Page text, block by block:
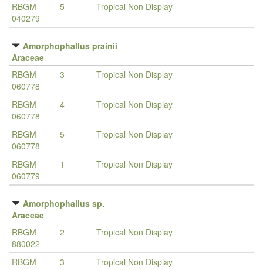
RBGM
040279
5 Tropical Non Display
Amorphophallus prainii
Araceae
RBGM
060778
3 Tropical Non Display
RBGM
060778
4 Tropical Non Display
RBGM
060778
5 Tropical Non Display
RBGM
060779
1 Tropical Non Display
Amorphophallus sp.
Araceae
RBGM
880022
2 Tropical Non Display
RBGM
3 Tropical Non Display